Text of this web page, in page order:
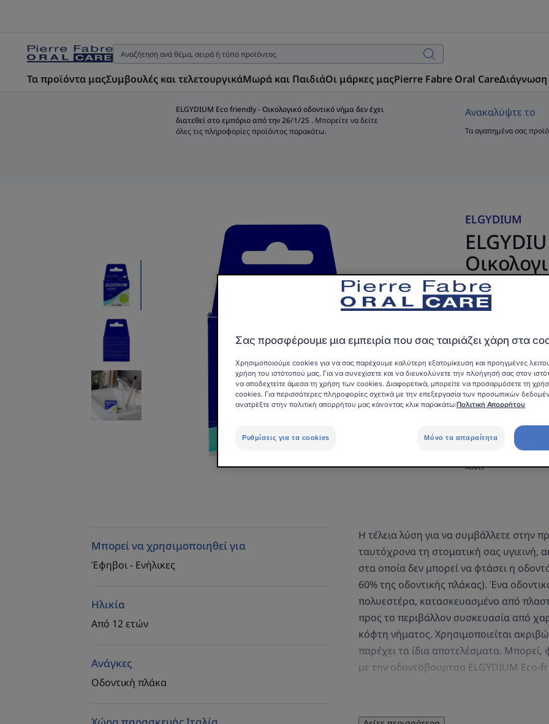
Τα προϊόντα μαςΣυμβουλές και τελετουργικάΜωρά και ΠαιδιάΟι μάρκες μαςPierre Fabre Oral CareΔιάγνωση
ELGYDIUM Eco friendly - Oικολογικό οδοντικό νήμα δεν έχει
διατεθεί στο εμπόριο από την 26/1/25 . Μπορείτε να δείτε
όλες τις πληροφορίες προϊόντος παρακάτω.
Ανακαλύψτε το
Τα αγαπημένα σας
ELGYDIUM
ΑΞΕΣΟΥΆΡ
Αφαιρεί την
Οδοντικό νήμα
πλαστικά
Οικολογικό
Από 100%
Κουτί
Μπορεί να χρησιμοποιηθεί για
Έφηβοι - Ενήλικες
Ηλικία
Από 12 ετών
Ανάγκες
Οδοντική πλάκα
Η τέλεια λύση για να συμβάλλετε στην
ταυτόχρονα τη στοματική σας υγιεινή,
στα οποία δεν μπορεί να φτάσει η
60% της οδοντικής πλάκας). Ένα
πολυεστέρα, κατασκευασμένο από
προς το περιβάλλον συσκευασία από
κόφτη νήματος. Χρησιμοποιείται
παρέχει τα ίδια αποτελέσματα.
με την οδοντόβουρτσα ELGYDIUM Eco-
Σας προσφέρουμε μια εμπειρία που σας ταιριάζει χάρη στα
Χρησιμοποιούμε cookies για να σας παρέχουμε καλύτερη εξατομίκευση και προηγμένες
χρήση του ιστότοπού μας. Για να συνεχίσετε και να διευκολύνετε την πλοήγησή σας στον
να αποδεχτείτε άμεσα τη χρήση των cookies. Διαφορετικά, μπορείτε να προσαρμόσετε τη
cookies. Για περισσότερες πληροφορίες σχετικά με την επεξεργασία των προσωπικών
ανατρέξτε στην πολιτική απορρήτου μας κάνοντας κλικ παρακάτω:Πολιτική Απορρήτου
Ρυθμίσεις για τα cookies Μόνο τα απαραίτητα